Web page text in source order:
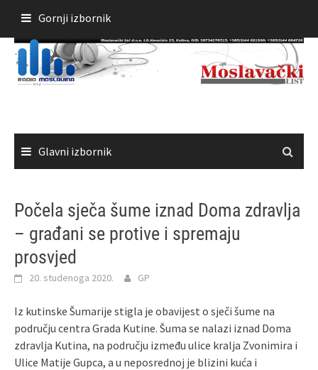
sadržaja
Gornji izbornik
Glavni izbornik
Počela sječa šume iznad Doma zdravlja
– građani se protive i spremaju
prosvjed
20. studenoga 2020. GP
Iz kutinske Šumarije stigla je obavijest o sječi šume na
području centra Grada Kutine. Šuma se nalazi iznad Doma
zdravlja Kutina, na području između ulice kralja Zvonimira i
Ulice Matije Gupca, a u neposrednoj je blizini kuća i